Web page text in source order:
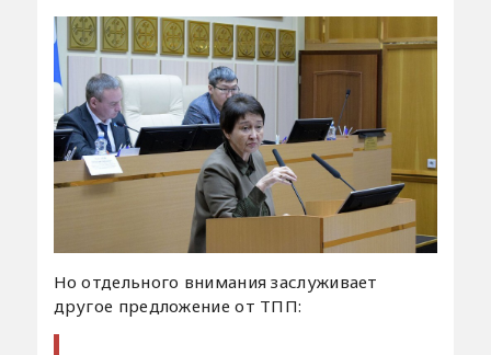
Но отдельного внимания заслуживает
другое предложение от ТПП: